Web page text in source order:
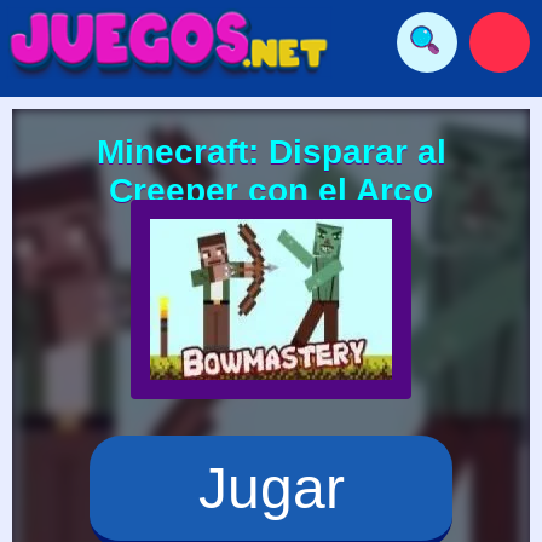
Minecraft: Disparar al
Creeper con el Arco
Jugar